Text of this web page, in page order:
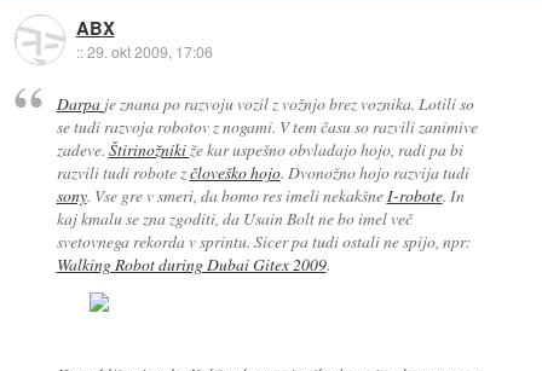
ABX
::29. okt 2009, 17:06
Darpa je znana po razvoju vozil z vožnjo brez voznika. Lotili so
se tudi razvoja robotov z nogami. V tem času so razvili zanimive
zadeve. Štirinožnikiže kar uspešno obvladajo hojo, radi pa bi
razvili tudi robote zčloveško hojo. Dvonožno hojo razvija tudi
sony. Vse gre v smeri, da bomo res imeli nekakšneI-robote. In
kaj kmalu se zna zgoditi, da Usain Bolt ne bo imel več
svetovnega rekorda v sprintu. Sicer pa tudi ostali ne spijo, npr:
Walking Robot during Dubai Gitex 2009.